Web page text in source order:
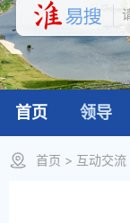
首页 领导
首页 > 互动交流